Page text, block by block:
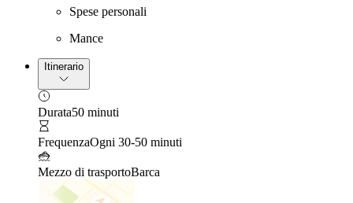
Spese personali
Mance
Itinerario
Durata50 minuti
FrequenzaOgni 30-50 minuti
Mezzo di trasportoBarca